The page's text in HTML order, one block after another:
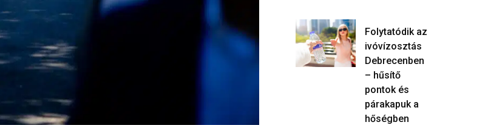
Folytatódik az
ivóvízosztás
Debrecenben
– hűsítő
pontok és
párakapuk a
hőségben